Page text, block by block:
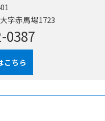
字赤馬場1723
0387
こちら